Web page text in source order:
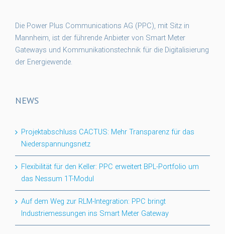
Die Power Plus Communications AG (PPC), mit Sitz in
Mannheim, ist der führende Anbieter von Smart Meter
Gateways und Kommunikationstechnik für die Digitalisierung
der Energiewende.
NEWS
Projektabschluss CACTUS: Mehr Transparenz für das
Niederspannungsnetz
Flexibilität für den Keller: PPC erweitert BPL-Portfolio um
das Nessum 1T-Modul
Auf dem Weg zur RLM-Integration: PPC bringt
Industriemessungen ins Smart Meter Gateway